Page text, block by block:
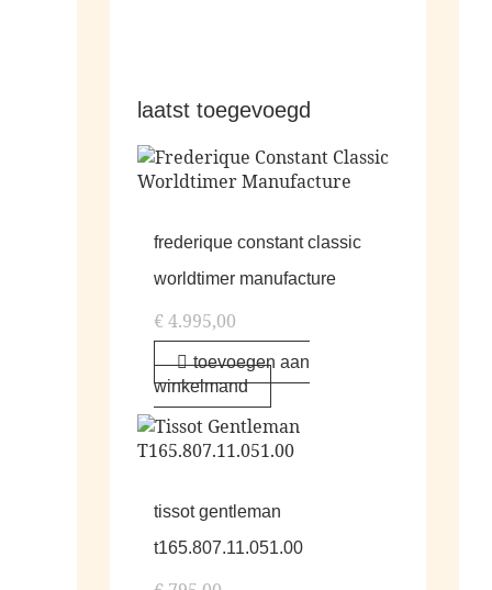
laatst toegevoegd
frederique constant classic
worldtimer manufacture
€4.995,00
toevoegen aan
winkelmand
tissot gentleman
t165.807.11.051.00